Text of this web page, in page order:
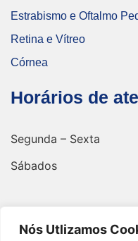
Nós Utlizamos
Estrabismo e Oftalmo
Retina e Vítreo
Córnea
Horários de
Segunda – Sexta
Sábados
Endereço